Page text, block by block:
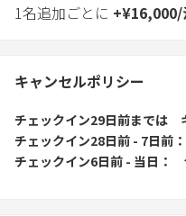
1名追加ごとに +¥16,000/
キャンセルポリシー
チェックイン29日前までは
チェックイン28日前 - 7日前
チェックイン6日前 - 当日